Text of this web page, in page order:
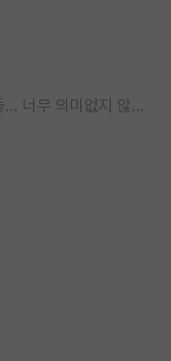
대학원 진학 가능할까요?’ 라고 물어보는 이런 질문들… 너무 의미없지 않나요?